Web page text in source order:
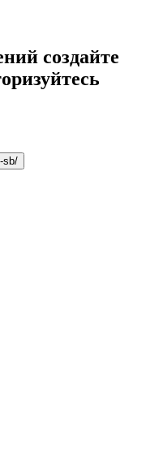
создайте
sb/